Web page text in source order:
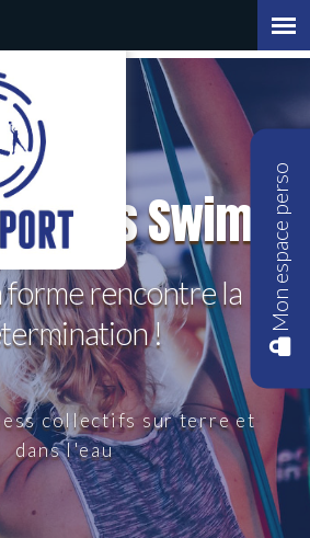
| Let's Swim
forme rencontre la
!
collectifs sur terre et
dans l'eau
Mon espace perso